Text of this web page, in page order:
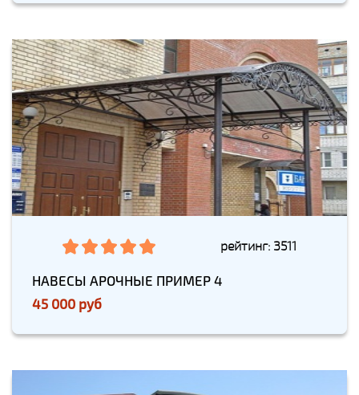
рейтинг: 3511
НАВЕСЫ АРОЧНЫЕ ПРИМЕР 4
45 000 руб